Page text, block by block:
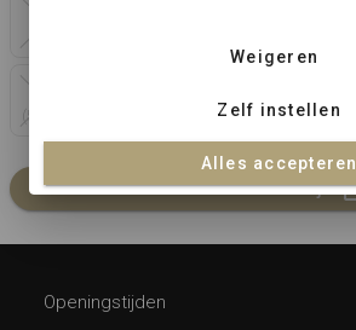
(56/58)
In winkelmandje
Openingstijden
Weigeren
Zelf instellen
Alles accepteren